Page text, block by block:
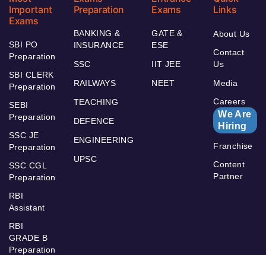
Important
Exams
SBI PO
Preparation
SBI CLERK
Preparation
SEBI
Preparation
SSC JE
Preparation
SSC CGL
Preparation
RBI
Assistant
RBI
GRADE B
Preparation
Preparation
BANKING &
INSURANCE
SSC
RAILWAYS
TEACHING
DEFENCE
ENGINEERING
UPSC
Exams
GATE &
ESE
IIT JEE
NEET
Links
About Us
Contact
Us
Media
Careers
We Are
Hiring
Franchise
Content
Partner